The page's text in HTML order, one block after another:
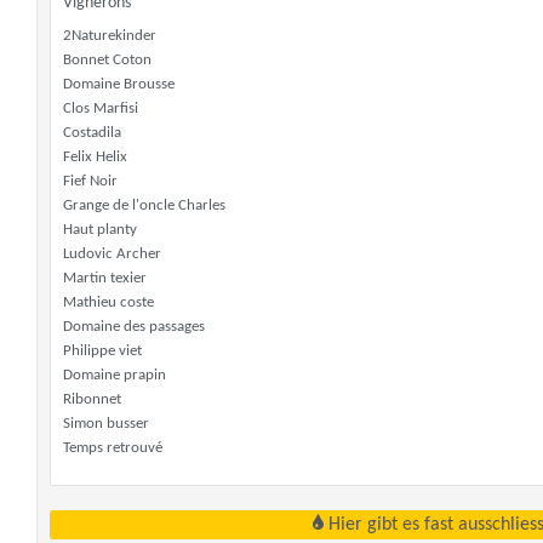
2Naturekinder
Bonnet Coton
Domaine Brousse
Clos Marfisi
Costadila
Felix Helix
Fief Noir
Grange de l'oncle Charles
Haut planty
Ludovic Archer
Martin texier
Mathieu coste
Domaine des passages
Philippe viet
Domaine prapin
Ribonnet
Simon busser
Temps retrouvé
Hier gibt es fast